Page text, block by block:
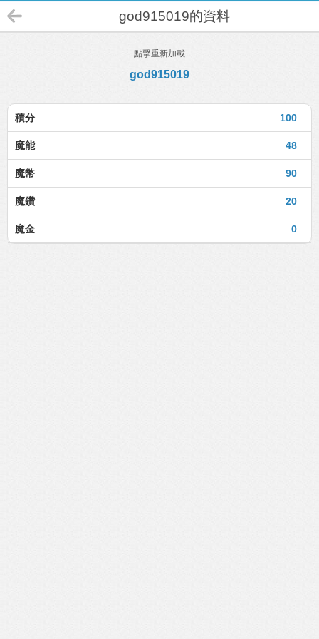
god915019的資料
點擊重新加載
god915019
100
積分
48
魔能
90
魔幣
20
魔鑽
0
魔金